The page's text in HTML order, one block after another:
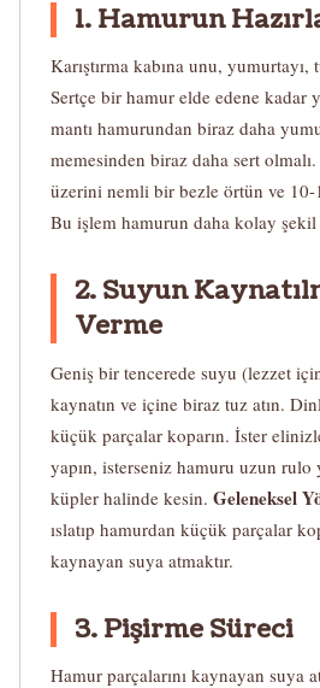
1. Hamurun
Karıştırma kabına unu, yumurtayı,
Sertçe bir hamur elde edene kadar
mantı hamurundan biraz daha
memesinden biraz daha sert
üzerini nemli bir bezle örtün ve
Bu işlem hamurun daha kolay şekil
2. Suyun
Verme
Geniş bir tencerede suyu (lezzet
kaynatın ve içine biraz tuz atın.
küçük parçalar koparın. İster
yapın, isterseniz hamuru uzun rulo
küpler halinde kesin. Geleneksel
ıslatıp hamurdan küçük parçalar
kaynayan suya atmaktır.
3. Pişirme Süreci
Hamur parçalarını kaynayan suya